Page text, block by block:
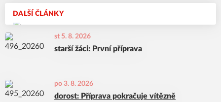
DALŠÍ ČLÁNKY
st 5. 8. 2026
starší žáci: První příprava
po 3. 8. 2026
dorost: Příprava pokračuje vítězně